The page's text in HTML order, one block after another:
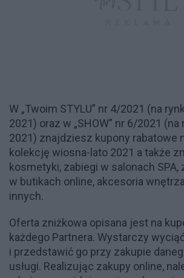
W „Twoim STYLU” nr 4/2021 (na
2021) oraz w „SHOW” nr 6/2021
2021) znajdziesz kupony rabatowe
kolekcję wiosna-lato 2021 a także
kosmetyki, zabiegi w salonach SPA,
w butikach online, akcesoria
innych.
Oferta zniżkowa opisana jest na
każdego Partnera. Wystarczy
i przedstawić go przy zakupie
usługi. Realizując zakupy online,